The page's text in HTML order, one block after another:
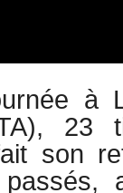
à
23
son